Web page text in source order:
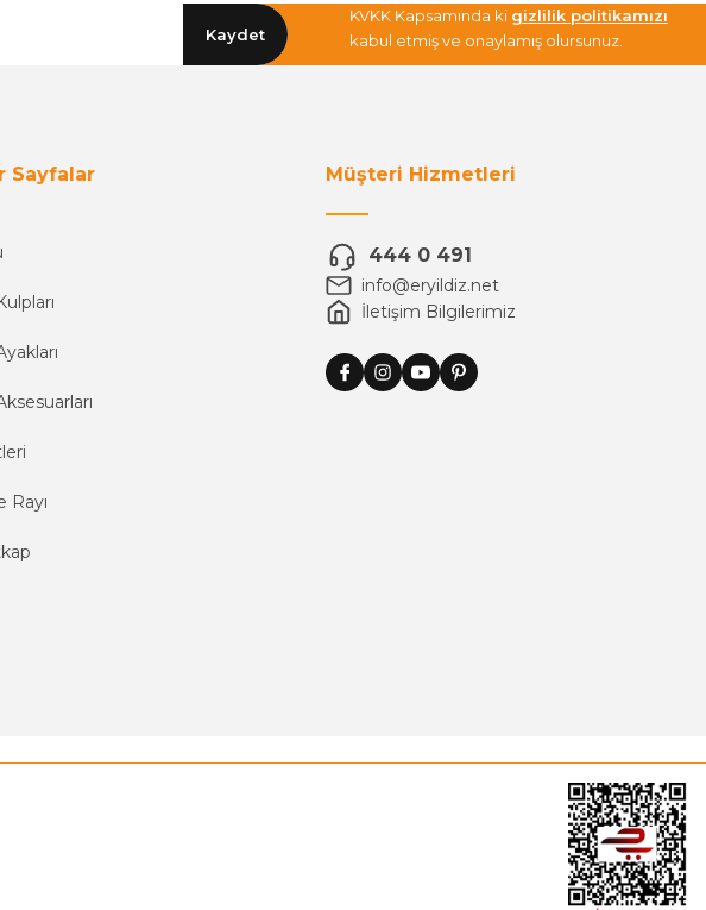
Kaydet
KVKK Kapsamında ki gizlilik politikamızı
kabul etmiş ve onaylamış olursunuz.
Sayfalar
Rayı
Müşteri Hizmetleri
444 0 491
info@eryildiz.net
İletişim Bilgilerimiz